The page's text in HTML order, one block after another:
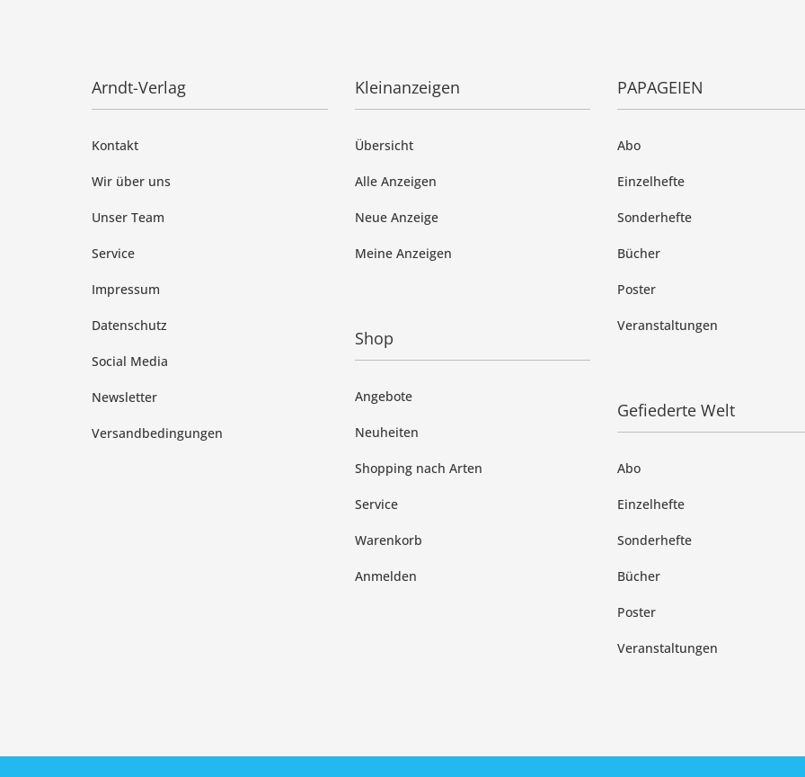
Arndt-Verlag
Kontakt
Wir über uns
Unser Team
Service
Impressum
Datenschutz
Social Media
Newsletter
Versandbedingungen
Kleinanzeigen
Übersicht
Alle Anzeigen
Neue Anzeige
Meine Anzeigen
Shop
Angebote
Neuheiten
Shopping nach Arten
Service
Warenkorb
Anmelden
PAPAGEIEN
Abo
Einzelhefte
Sonderhefte
Bücher
Poster
Veranstaltungen
Gefiederte Welt
Abo
Einzelhefte
Sonderhefte
Bücher
Poster
Veranstaltungen